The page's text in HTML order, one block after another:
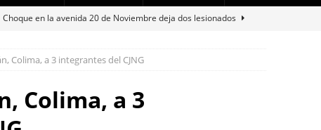
Choque en la avenida 20 de Noviembre deja dos lesionados
Rocía a su esposa y su hija con gasolina para matarlas; lo
Cateos en Juárez aseguran un tigre de bengala, un lagarto y
Colima, a 3 integrantes del CJNG
Colima, a 3